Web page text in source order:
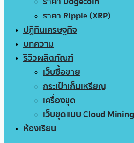
ราคา Ripple (XRP)
ปฏิทินเศรษฐกิจ
บทความ
รีวิวผลิตภัณฑ์
เว็บซื้อขาย
กระเป๋าเก็บเหรียญ
เครื่องขุด
เว็บขุดแบบ Cloud Mining
ห้องเรียน